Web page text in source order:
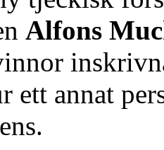
Alfons
ett annat